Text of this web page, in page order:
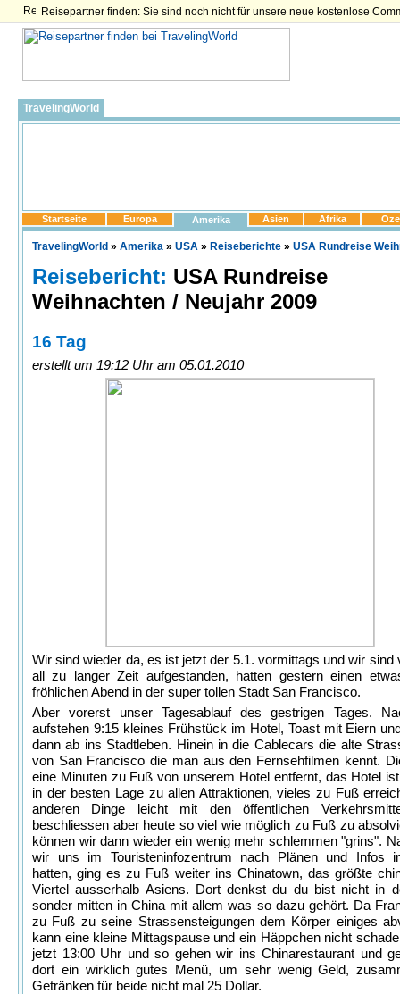
Reisepartner finden: Sie sind noch nicht für unsere neue kostenlose
TravelingWorld
Startseite Europa Amerika Asien Afrika
TravelingWorld » Amerika » USA » Reiseberichte » USA Rundreise
Reisebericht: USA Rundreise
Weihnachten / Neujahr 2009
16 Tag
erstellt um 19:12 Uhr am 05.01.2010
Wir sind wieder da, es ist jetzt der 5.1. vormittags und wir sind
all zu langer Zeit aufgestanden, hatten gestern einen
fröhlichen Abend in der super tollen Stadt San Francisco.
Aber vorerst unser Tagesablauf des gestrigen Tages.
aufstehen 9:15 kleines Frühstück im Hotel, Toast mit Eiern
dann ab ins Stadtleben. Hinein in die Cablecars die alte
von San Francisco die man aus den Fernsehfilmen kennt.
eine Minuten zu Fuß von unserem Hotel entfernt, das Hotel
in der besten Lage zu allen Attraktionen, vieles zu Fuß
anderen Dinge leicht mit den öffentlichen
beschliessen aber heute so viel wie möglich zu Fuß zu
können wir dann wieder ein wenig mehr schlemmen "grins".
wir uns im Touristeninfozentrum nach Plänen und Infos
hatten, ging es zu Fuß weiter ins Chinatown, das größte
Viertel ausserhalb Asiens. Dort denkst du du bist nicht in
sonder mitten in China mit allem was so dazu gehört. Da
zu Fuß zu seine Strassensteigungen dem Körper einiges
kann eine kleine Mittagspause und ein Häppchen nicht
jetzt 13:00 Uhr und so gehen wir ins Chinarestaurant und
dort ein wirklich gutes Menü, um sehr wenig Geld,
Getränken für beide nicht mal 25 Dollar.